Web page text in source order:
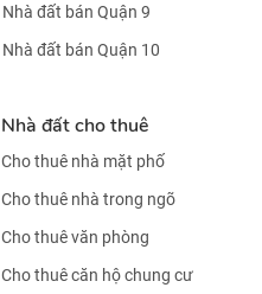
Nhà đất bán Quận 9
Nhà đất bán Quận 10
Nhà đất cho thuê
Cho thuê nhà mặt phố
Cho thuê nhà trong ngõ
Cho thuê văn phòng
Cho thuê căn hộ chung cư